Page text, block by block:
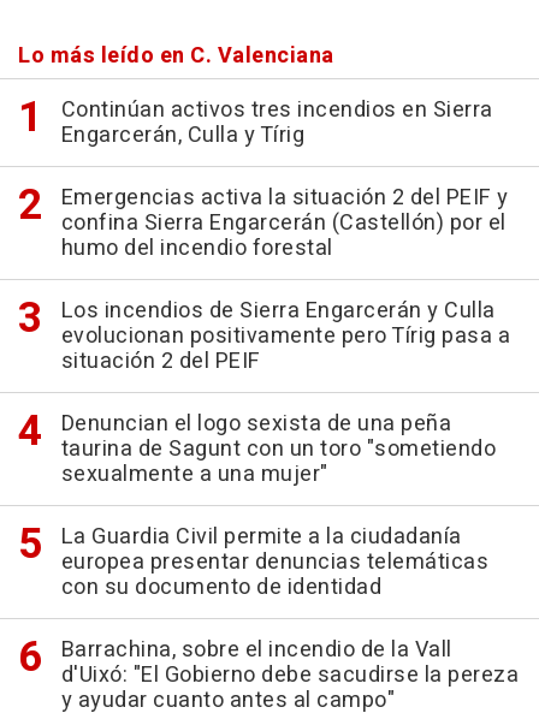
Lo más leído en C. Valenciana
Continúan activos tres incendios en Sierra
Engarcerán, Culla y Tírig
Emergencias activa la situación 2 del PEIF y
confina Sierra Engarcerán (Castellón) por el
humo del incendio forestal
Los incendios de Sierra Engarcerán y Culla
evolucionan positivamente pero Tírig pasa a
situación 2 del PEIF
Denuncian el logo sexista de una peña
taurina de Sagunt con un toro "sometiendo
sexualmente a una mujer"
La Guardia Civil permite a la ciudadanía
europea presentar denuncias telemáticas
con su documento de identidad
Barrachina, sobre el incendio de la Vall
d'Uixó: "El Gobierno debe sacudirse la pereza
y ayudar cuanto antes al campo"